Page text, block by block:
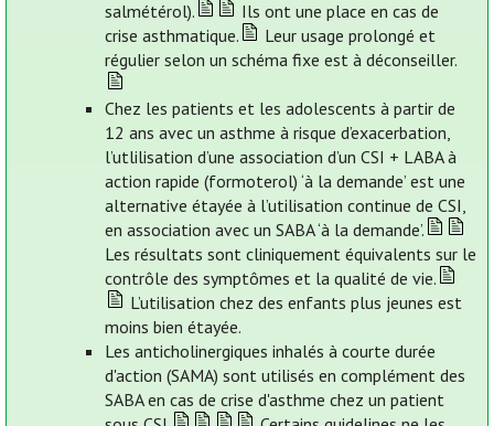
salmétérol).
Ils ont une place en cas de
crise asthmatique.
Leur usage prolongé et
régulier selon un schéma fixe est à déconseiller.
Chez les patients et les adolescents à partir de
12 ans avec un asthme à risque d’exacerbation,
l’utlilisation d’une association d’un CSI + LABA à
action rapide (formoterol) ‘à la demande’ est une
alternative étayée à l’utilisation continue de CSI,
en association avec un SABA ‘à la demande’.
Les résultats sont cliniquement équivalents sur le
contrôle des symptômes et la qualité de vie.
L’utilisation chez des enfants plus jeunes est
moins bien étayée.
Les anticholinergiques inhalés à courte durée
d'action (SAMA) sont utilisés en complément des
SABA en cas de crise d'asthme chez un patient